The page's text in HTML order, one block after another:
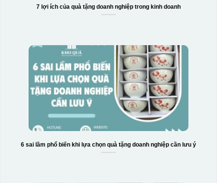
7 lợi ích của quà tặng doanh nghiệp trong kinh doanh
6 sai lầm phổ biến khi lựa chọn quà tặng doanh nghiệp cần lưu ý